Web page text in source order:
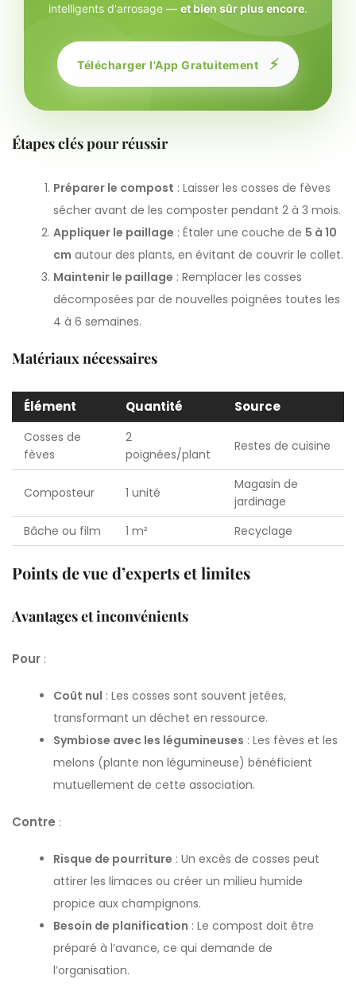
intelligents d'arrosage — et bien sûr plus encore.
Télécharger l'App Gratuitement ⚡
Étapes clés pour réussir
Préparer le compost : Laisser les cosses de fèves
sécher avant de les composter pendant 2 à 3 mois.
Appliquer le paillage : Étaler une couche de 5 à 10
cm autour des plants, en évitant de couvrir le collet.
Maintenir le paillage : Remplacer les cosses
décomposées par de nouvelles poignées toutes les
4 à 6 semaines.
Matériaux nécessaires
Élément Quantité Source
Cosses de
fèves
2
poignées/plant
Restes de cuisine
Composteur 1 unité
Magasin de
jardinage
Bâche ou film
1 m² Recyclage
Points de vue d’experts et limites
Avantages et inconvénients
Pour :
Coût nul : Les cosses sont souvent jetées,
transformant un déchet en ressource.
Symbiose avec les légumineuses : Les fèves et les
melons (plante non légumineuse) bénéficient
mutuellement de cette association.
Contre :
Risque de pourriture : Un excès de cosses peut
attirer les limaces ou créer un milieu humide
propice aux champignons.
Besoin de planification : Le compost doit être
préparé à l’avance, ce qui demande de
l’organisation.